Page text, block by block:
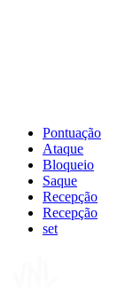
Pontuação
Ataque
Bloqueio
Saque
Recepção
Recepção
set